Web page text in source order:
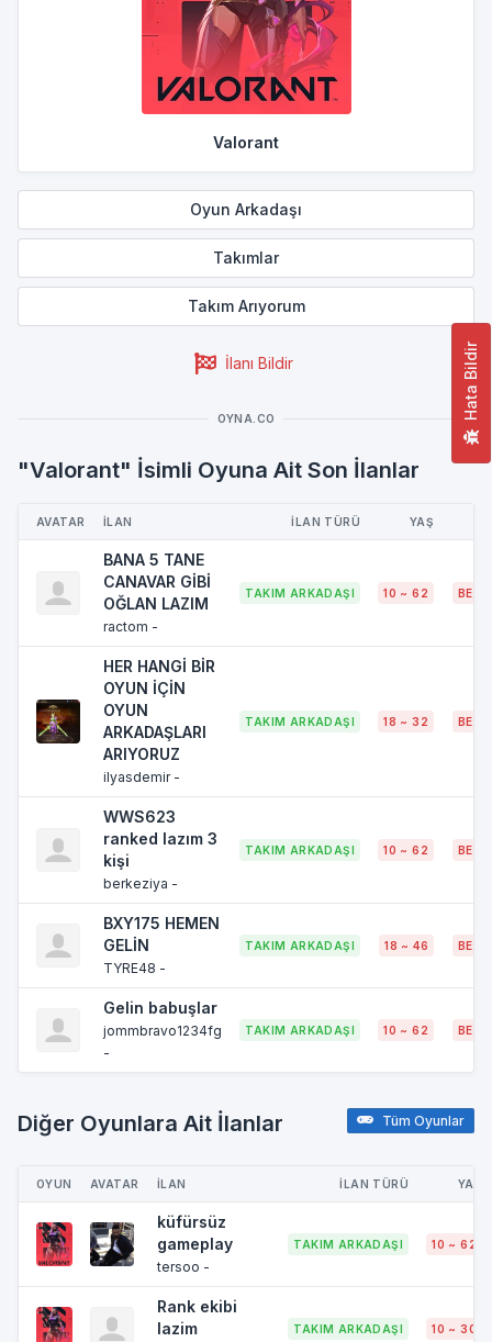
Hata Bildir
Valorant
Oyun Arkadaşı
Takımlar
Takım Arıyorum
İlanı Bildir
OYNA.CO
"Valorant" İsimli Oyuna Ait Son İlanlar
AVATAR İLAN İLAN TÜRÜ YAŞ
BANA 5 TANE
CANAVAR GİBİ
OĞLAN LAZIM
ractom -
TAKIM ARKADAŞI 10 ~ 62
HER HANGİ BİR
OYUN İÇİN
OYUN
ARKADAŞLARI
ARIYORUZ
ilyasdemir -
TAKIM ARKADAŞI 18 ~ 32
WWS623
ranked lazım 3
kişi
berkeziya -
TAKIM ARKADAŞI 10 ~ 62
BXY175 HEMEN
GELİN
TYRE48 -
TAKIM ARKADAŞI 18 ~ 46
Gelin babuşlar
jommbravo1234fg
-
TAKIM ARKADAŞI 10 ~ 62
Diğer Oyunlara Ait İlanlar Tüm Oyunlar
OYUN AVATAR İLAN İLAN TÜRÜ YAŞ
küfürsüz
gameplay
tersoo -
TAKIM ARKADAŞI 10 ~ 62
Rank ekibi
lazim
TAKIM ARKADAŞI 10 ~ 30